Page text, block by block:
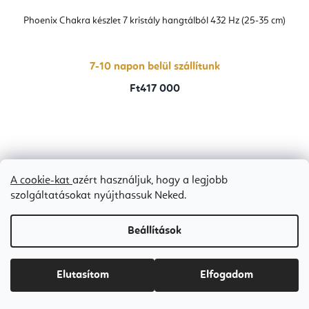
A cookie-kat azért használjuk, hogy a legjobb
szolgáltatásokat nyújthassuk Neked.
Beállítások
Elutasítom Elfogadom
Phoenix Chakra készlet 7 kristály hangtálból 432 Hz (25-35 cm)
7-10 napon belül szállítunk
Ft417 000
Vásárlói vélemények